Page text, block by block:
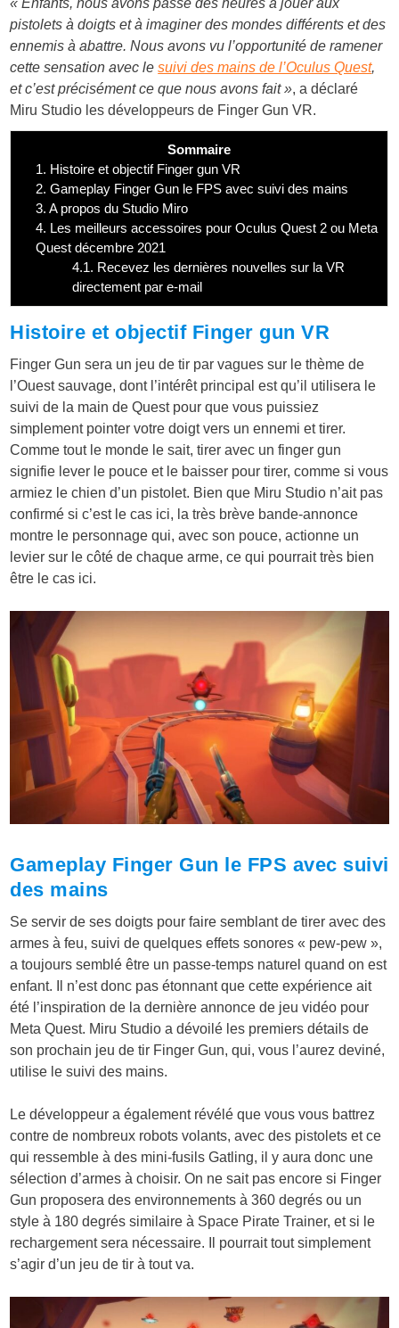
pistolets à doigts et à imaginer des mondes différents et des
ennemis à abattre. Nous avons vu l’opportunité de ramener
cette sensation avec lesuivi des mains de l’Oculus Quest,
et c’est précisément ce que nous avons fait », a déclaré
Miru Studio les développeurs de Finger Gun VR.
Sommaire
1. Histoire et objectif Finger gun VR
2. Gameplay Finger Gun le FPS avec suivi des mains
3. A propos du Studio Miro
4. Les meilleurs accessoires pour Oculus Quest 2 ou Meta
Quest décembre 2021
4.1. Recevez les dernières nouvelles sur la VR
directement par e-mail
Histoire et objectif Finger gun VR
Finger Gun sera un jeu de tir par vagues sur le thème de
l’Ouest sauvage, dont l’intérêt principal est qu’il utilisera le
suivi de la main de Quest pour que vous puissiez
simplement pointer votre doigt vers un ennemi et tirer.
Comme tout le monde le sait, tirer avec un finger gun
signifie lever le pouce et le baisser pour tirer, comme si vous
armiez le chien d’un pistolet. Bien que Miru Studio n’ait pas
confirmé si c’est le cas ici, la très brève bande-annonce
montre le personnage qui, avec son pouce, actionne un
levier sur le côté de chaque arme, ce qui pourrait très bien
être le cas ici.
Gameplay Finger Gun le FPS avec suivi
des mains
Se servir de ses doigts pour faire semblant de tirer avec des
armes à feu, suivi de quelques effets sonores « pew-pew »,
a toujours semblé être un passe-temps naturel quand on est
enfant. Il n’est donc pas étonnant que cette expérience ait
été l’inspiration de la dernière annonce de jeu vidéo pour
Meta Quest. Miru Studio a dévoilé les premiers détails de
son prochain jeu de tir Finger Gun, qui, vous l’aurez deviné,
utilise le suivi des mains.
Le développeur a également révélé que vous vous battrez
contre de nombreux robots volants, avec des pistolets et ce
qui ressemble à des mini-fusils Gatling, il y aura donc une
sélection d’armes à choisir. On ne sait pas encore si Finger
Gun proposera des environnements à 360 degrés ou un
style à 180 degrés similaire à Space Pirate Trainer, et si le
rechargement sera nécessaire. Il pourrait tout simplement
s’agir d’un jeu de tir à tout va.